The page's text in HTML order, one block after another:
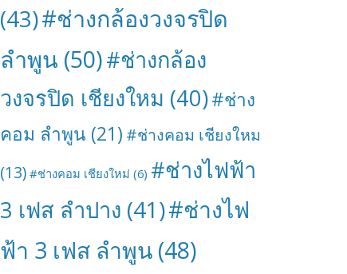
(43)#ช่างกล้องวงจรปิด
ลำพูน (50)#ช่างกล้อง
วงจรปิด เชียงใหม (40)#ช่าง
คอม ลำพูน (21) #ช่างคอม เชียงใหม
(13) #ช่างคอม เชียงใหม่ (6) #ช่างไฟฟ้า
3 เฟส ลำปาง (41)#ช่างไฟ
ฟ้า 3 เฟส ลำพูน (48)